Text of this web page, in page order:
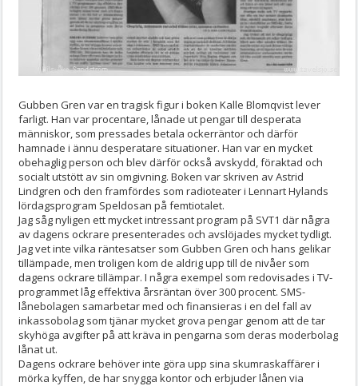
Gubben Gren var en tragisk figur i boken Kalle Blomqvist lever
farligt. Han var procentare, lånade ut pengar till desperata
människor, som pressades betala ockerräntor och därför
hamnade i ännu desperatare situationer. Han var en mycket
obehaglig person och blev därför också avskydd, föraktad och
socialt utstött av sin omgivning. Boken var skriven av Astrid
Lindgren och den framfördes som radioteater i Lennart Hylands
lördagsprogram Speldosan på femtiotalet.
Jag såg nyligen ett mycket intressant program på SVT1 där några
av dagens ockrare presenterades och avslöjades mycket tydligt.
Jag vet inte vilka räntesatser som Gubben Gren och hans gelikar
tillämpade, men troligen kom de aldrig upp till de nivåer som
dagens ockrare tillämpar. I några exempel som redovisades i TV-
programmet låg effektiva årsräntan över 300 procent. SMS-
lånebolagen samarbetar med och finansieras i en del fall av
inkassobolag som tjänar mycket grova pengar genom att de tar
skyhöga avgifter på att kräva in pengarna som deras moderbolag
lånat ut.
Dagens ockrare behöver inte göra upp sina skumraskaffärer i
mörka kyffen, de har snygga kontor och erbjuder lånen via